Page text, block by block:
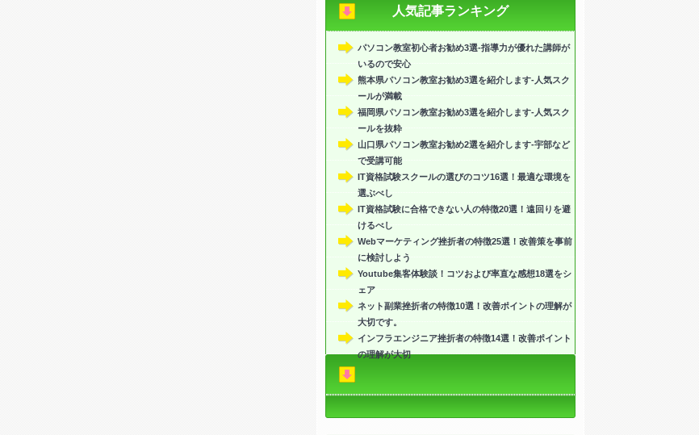
人気記事ランキング
パソコン教室初心者お勧め3選-指導力が優れた講師が
いるので安心
熊本県パソコン教室お勧め3選を紹介します-人気スク
ールが満載
福岡県パソコン教室お勧め3選を紹介します-人気スク
ールを抜粋
山口県パソコン教室お勧め2選を紹介します-宇部など
で受講可能
IT資格試験スクールの選びのコツ16選！最適な環境を
選ぶべし
IT資格試験に合格できない人の特徴20選！遠回りを避
けるべし
Webマーケティング挫折者の特徴25選！改善策を事前
に検討しよう
Youtube集客体験談！コツおよび率直な感想18選をシ
ェア
ネット副業挫折者の特徴10選！改善ポイントの理解が
大切です。
インフラエンジニア挫折者の特徴14選！改善ポイント
の理解が大切